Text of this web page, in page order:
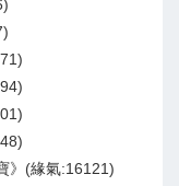
》(緣氣:16121)